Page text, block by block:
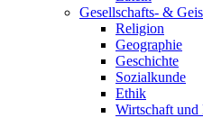
Gesellschafts- &
Religion
Geographie
Geschichte
Sozialkunde
Ethik
Wirtschaft und